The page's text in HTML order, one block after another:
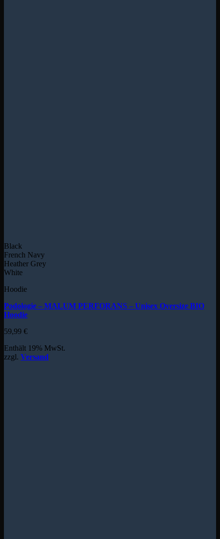
Black
French Navy
Heather Grey
White
Hoodie
Podologie – MALUM PERFORANS – Unisex Oversize BIO
Hoodie
59,99 €
Enthält 19% MwSt.
zzgl. Versand